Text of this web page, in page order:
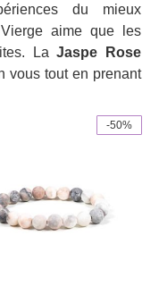
du mieux
aime que les
LaJaspe Rose
vous tout en prenant
-50%